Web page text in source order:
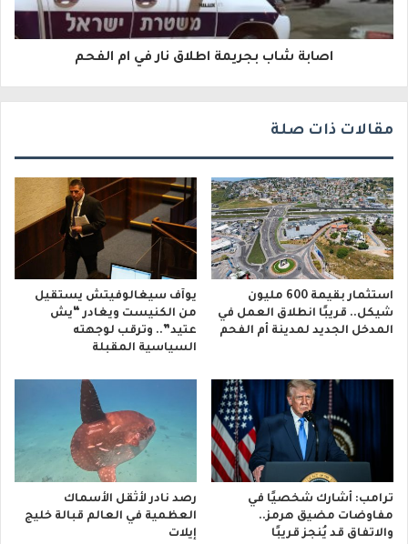
ر
ن
اصابة شاب بجريمة اطلاق نار في ام الفحم
مقالات ذات صلة
استثمار بقيمة 600 مليون
شيكل.. قريبًا انطلاق العمل في
المدخل الجديد لمدينة أم الفحم
يوآف سيغالوفيتش يستقيل
من الكنيست ويغادر “يش
عتيد”.. وترقب لوجهته
السياسية المقبلة
ترامب: أشارك شخصيًا في
مفاوضات مضيق هرمز..
والاتفاق قد يُنجز قريبًا
رصد نادر لأثقل الأسماك
العظمية في العالم قبالة خليج
إيلات